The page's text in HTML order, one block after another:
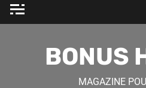
Skip
BONUS
MAGAZINE